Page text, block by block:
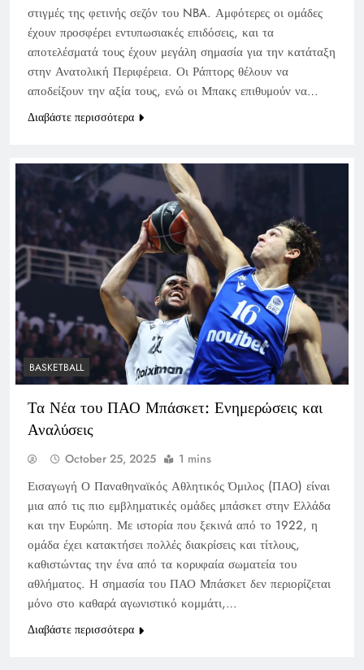
στιγμές της φετινής σεζόν του NBA. Αμφότερες οι ομάδες
έχουν προσφέρει εντυπωσιακές επιδόσεις, και τα
αποτελέσματά τους έχουν μεγάλη σημασία για την κατάταξη
στην Ανατολική Περιφέρεια. Οι Ράπτορς θέλουν να
αποδείξουν την αξία τους, ενώ οι Μπακς επιθυμούν να…
Διαβάστε περισσότερα
BASKETBALL
Τα Νέα του ΠΑΟ Μπάσκετ: Ενημερώσεις και
Αναλύσεις
October 25, 2025 1 mins
Εισαγωγή Ο Παναθηναϊκός Αθλητικός Όμιλος (ΠΑΟ) είναι
μια από τις πιο εμβληματικές ομάδες μπάσκετ στην Ελλάδα
και την Ευρώπη. Με ιστορία που ξεκινά από το 1922, η
ομάδα έχει κατακτήσει πολλές διακρίσεις και τίτλους,
καθιστώντας την ένα από τα κορυφαία σωματεία του
αθλήματος. Η σημασία του ΠΑΟ Μπάσκετ δεν περιορίζεται
μόνο στο καθαρά αγωνιστικό κομμάτι,…
Διαβάστε περισσότερα